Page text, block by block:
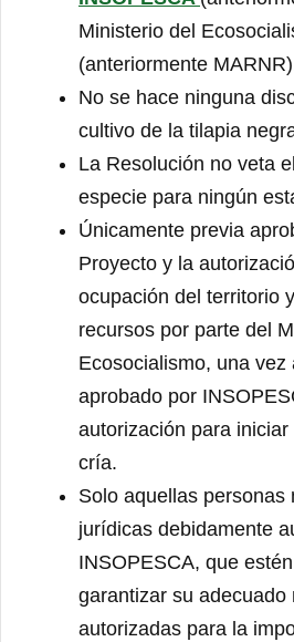
Ministerio del
(anteriormente
No se hace ninguna
cultivo de la tilapia
La Resolución no veta
especie para ningún
Únicamente previa
Proyecto y la
ocupación del territorio
recursos por parte del
Ecosocialismo, una vez
aprobado por
autorización para
cría.
Solo aquellas personas
jurídicas debidamente
INSOPESCA, que
garantizar su adecuado
autorizadas para la